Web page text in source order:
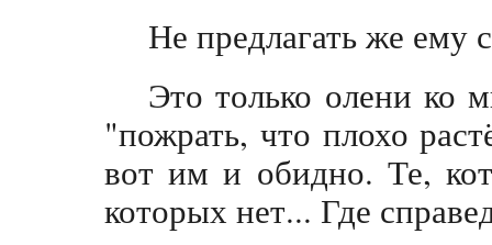
Не предлагать же ему
Это только олени ко
"пожрать, что плохо
вот им и обидно. Те,
которых нет... Где